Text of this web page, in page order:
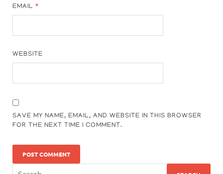
EMAIL*
WEBSITE
SAVE MY NAME, EMAIL, AND WEBSITE IN THIS BROWSER
FOR THE NEXT TIME I COMMENT.